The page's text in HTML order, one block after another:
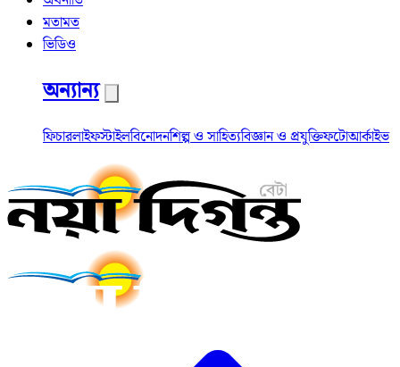
মতামত
ভিডিও
অন্যান্য
ফিচারলাইফস্টাইলবিনোদনশিল্প ও সাহিত্যবিজ্ঞান ও প্রযুক্তিফটোআর্কাইভ